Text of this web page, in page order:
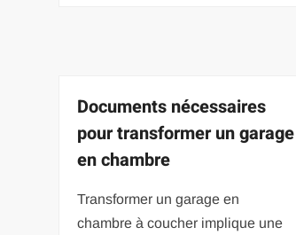
Documents nécessaires
pour transformer un garage
en chambre
Transformer un garage en
chambre à coucher implique une